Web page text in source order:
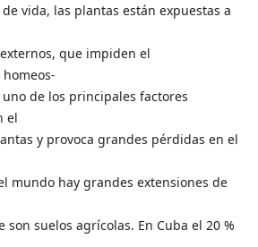
vida, las plantas están expuestas a
que impiden el
de los principales factores
el
y provoca grandes pérdidas en el
mundo hay grandes extensiones de
suelos agrícolas. En Cuba el 20 %